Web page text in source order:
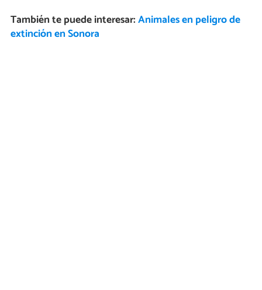
También te puede interesar:Animales en peligro de
extinción en Sonora